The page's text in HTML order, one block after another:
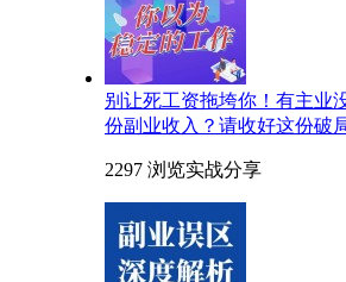
别让死工资拖垮你！有主业
份副业收入？请收好这份破
2297 浏览实战分享